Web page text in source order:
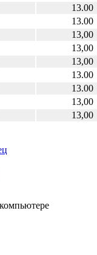
13.00
13.00
13,00
13,00
13,00
13.00
13.00
13,00
13,00